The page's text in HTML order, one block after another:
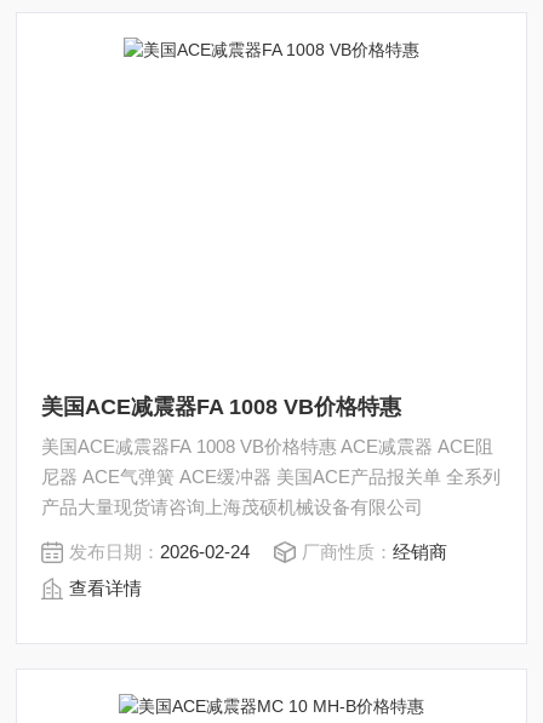
美国ACE减震器FA 1008 VB价格特惠
美国ACE减震器FA 1008 VB价格特惠 ACE减震器 ACE阻
尼器 ACE气弹簧 ACE缓冲器 美国ACE产品报关单 全系列
产品大量现货请咨询上海茂硕机械设备有限公司
发布日期： 2026-02-24 厂商性质：经销商
查看详情